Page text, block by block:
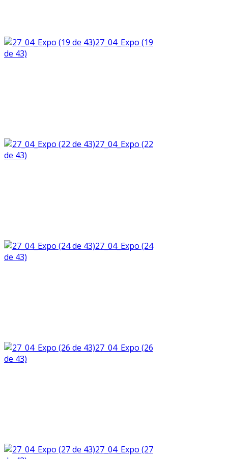
27_04_Expo (19
de 43)
27_04_Expo (22
de 43)
27_04_Expo (24
de 43)
27_04_Expo (26
de 43)
27_04_Expo (27